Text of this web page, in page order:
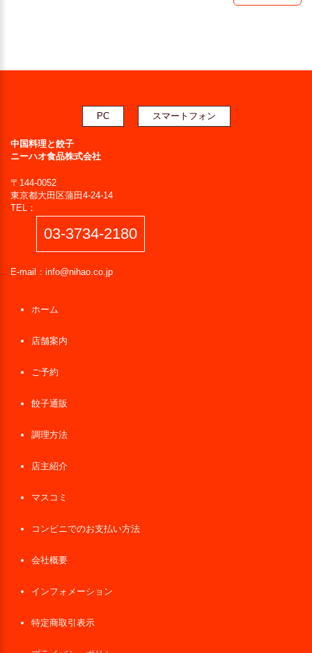
PC スマートフォン
中国料理と餃子
ニーハオ食品株式会社
〒144-0052
東京都大田区蒲田4-24-14
TEL：
03-3734-2180
E-mail： info@nihao.co.jp
ホーム
店舗案内
ご予約
餃子通販
調理方法
店主紹介
マスコミ
コンビニでのお支払い方法
会社概要
インフォメーション
特定商取引表示